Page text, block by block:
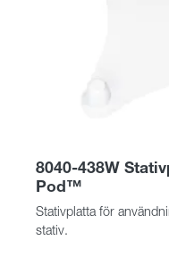
8040-438W
Pod™
Stativplatta för
stativ.